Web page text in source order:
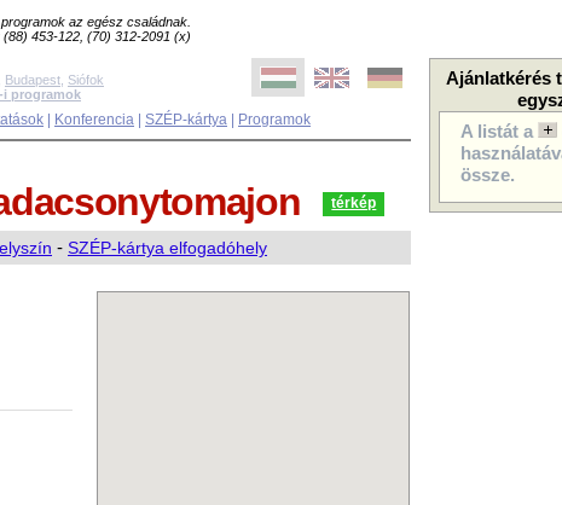
az egész családnak.
(88) 453-122, (70) 312-2091 (x)
Ajánlatkérés
A listát a
össze.
Budapest Siófok
i programok
Konferencia SZÉP-kártya Programok
térkép
- SZÉP-kártya elfogadóhely